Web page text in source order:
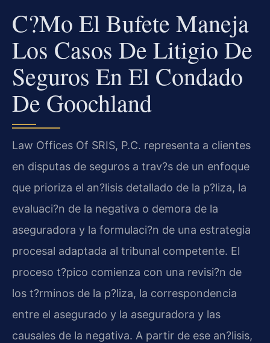
C?mo El Bufete Maneja
Los Casos De Litigio De
Seguros En El Condado
De Goochland
Law Offices Of SRIS, P.C. representa a clientes
en disputas de seguros a trav?s de un enfoque
que prioriza el an?lisis detallado de la p?liza, la
evaluaci?n de la negativa o demora de la
aseguradora y la formulaci?n de una estrategia
procesal adaptada al tribunal competente. El
proceso t?pico comienza con una revisi?n de
los t?rminos de la p?liza, la correspondencia
entre el asegurado y la aseguradora y las
causales de la negativa. A partir de ese an?lisis,